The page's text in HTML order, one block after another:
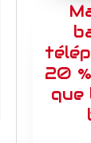
20
que